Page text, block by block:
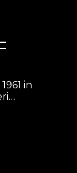
in